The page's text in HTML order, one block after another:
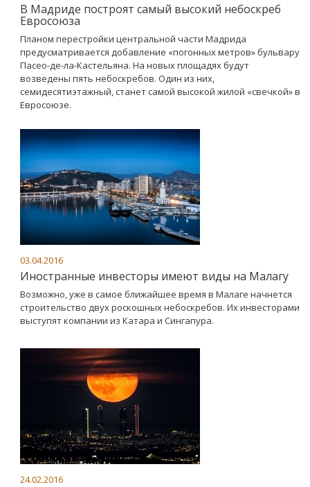
В Мадриде построят самый высокий небоскреб
Евросоюза
Планом перестройки центральной части Мадрида
предусматривается добавление «погонных метров» бульвару
Пасео-де-ла-Кастельяна. На новых площадях будут
возведены пять небоскребов. Один из них,
семидесятиэтажный, станет самой высокой жилой «свечкой» в
Евросоюзе.
03.04.2016
Иностранные инвесторы имеют виды на Малагу
Возможно, уже в самое ближайшее время в Малаге начнется
строительство двух роскошных небоскребов. Их инвесторами
выступят компании из Катара и Сингапура.
24.02.2016